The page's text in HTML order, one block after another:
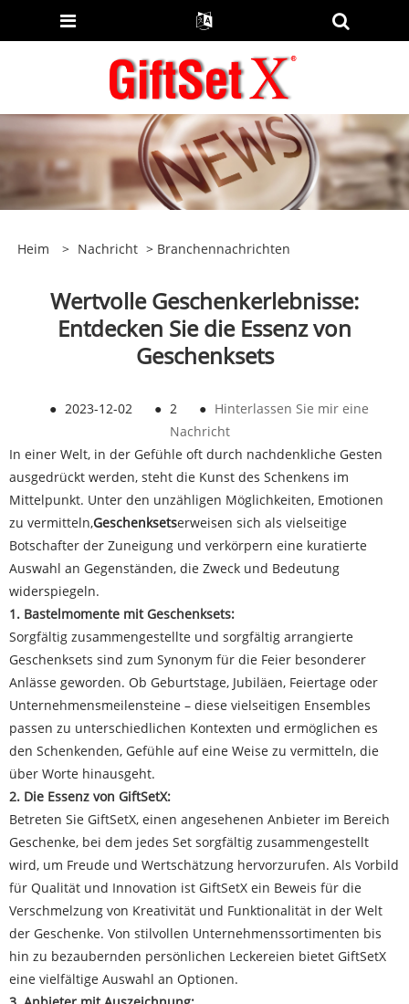
Heim > Nachricht > Branchennachrichten
Wertvolle Geschenkerlebnisse:
Entdecken Sie die Essenz von
Geschenksets
● 2023-12-02 ● 2 ● Hinterlassen Sie mir eine
Nachricht
In einer Welt, in der Gefühle oft durch nachdenkliche Gesten
ausgedrückt werden, steht die Kunst des Schenkens im
Mittelpunkt. Unter den unzähligen Möglichkeiten, Emotionen
zu vermitteln,Geschenksetserweisen sich als vielseitige
Botschafter der Zuneigung und verkörpern eine kuratierte
Auswahl an Gegenständen, die Zweck und Bedeutung
widerspiegeln.
1. Bastelmomente mit Geschenksets:
Sorgfältig zusammengestellte und sorgfältig arrangierte
Geschenksets sind zum Synonym für die Feier besonderer
Anlässe geworden. Ob Geburtstage, Jubiläen, Feiertage oder
Unternehmensmeilensteine ​​– diese vielseitigen Ensembles
passen zu unterschiedlichen Kontexten und ermöglichen es
den Schenkenden, Gefühle auf eine Weise zu vermitteln, die
über Worte hinausgeht.
2. Die Essenz von GiftSetX:
Betreten Sie GiftSetX, einen angesehenen Anbieter im Bereich
Geschenke, bei dem jedes Set sorgfältig zusammengestellt
wird, um Freude und Wertschätzung hervorzurufen. Als Vorbild
für Qualität und Innovation ist GiftSetX ein Beweis für die
Verschmelzung von Kreativität und Funktionalität in der Welt
der Geschenke. Von stilvollen Unternehmenssortimenten bis
hin zu bezaubernden persönlichen Leckereien bietet GiftSetX
eine vielfältige Auswahl an Optionen.